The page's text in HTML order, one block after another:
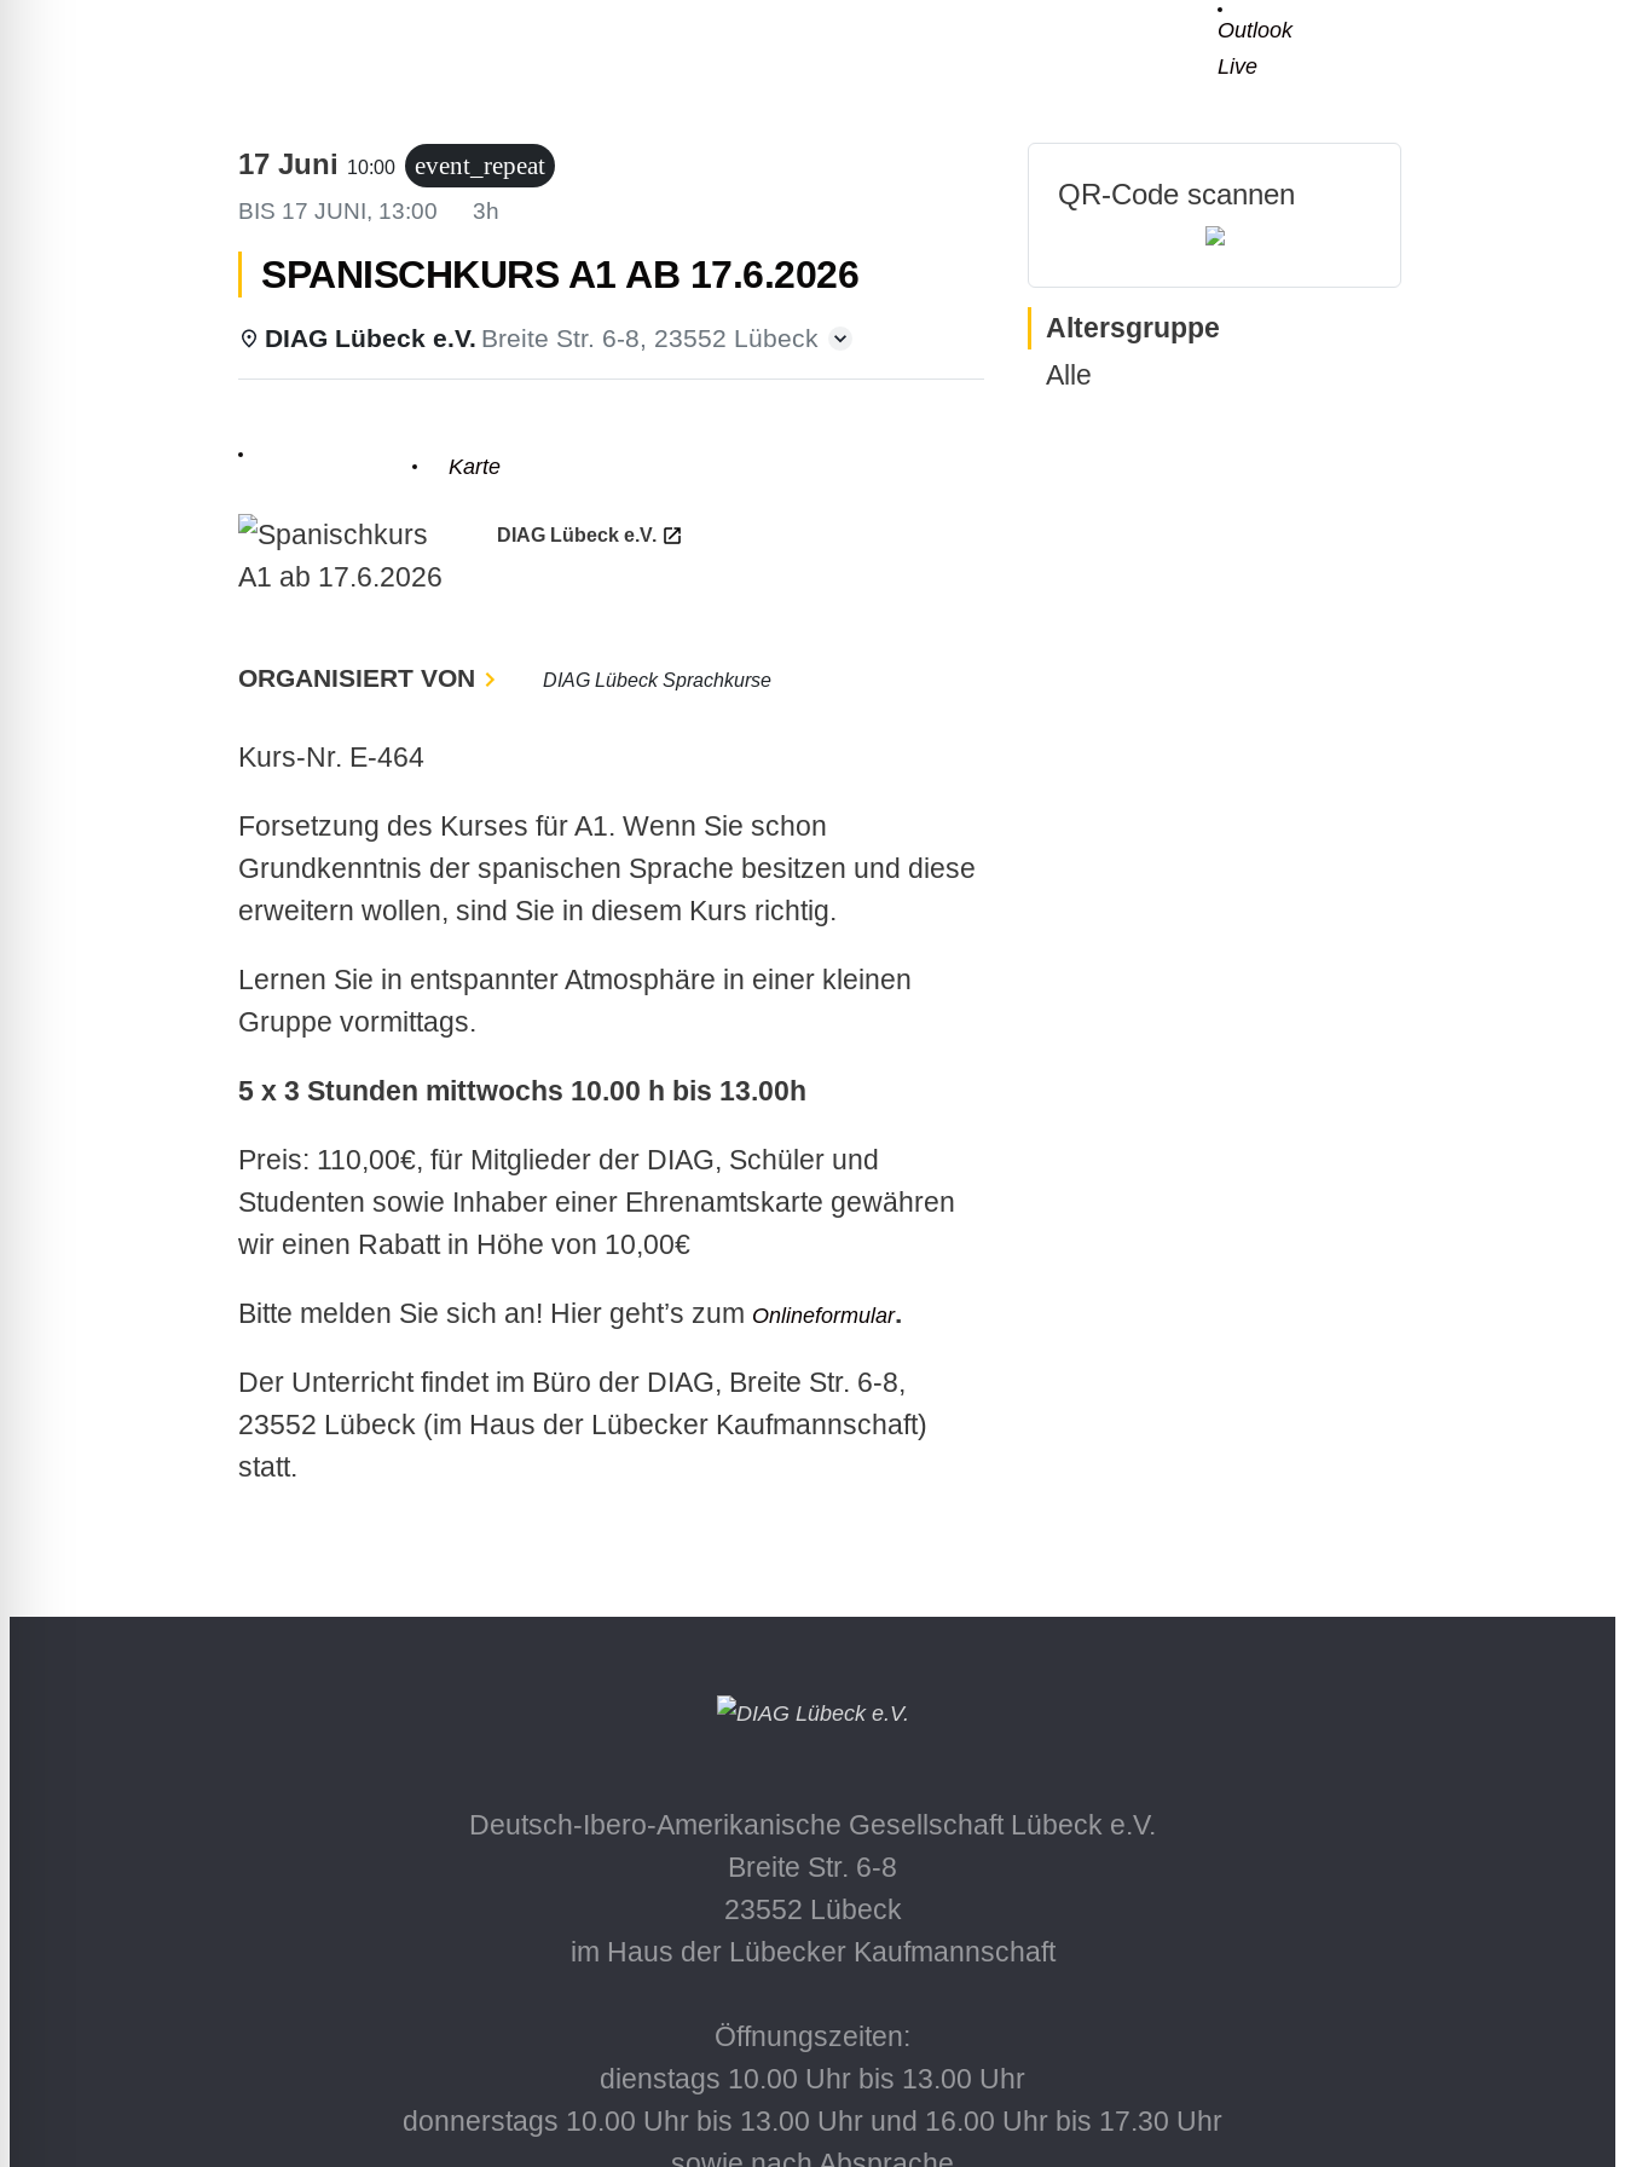
Outlook
Live
17 Juni 10:00 event_repeat
BIS 17 JUNI, 13:00 3h
SPANISCHKURS A1 AB 17.6.2026
DIAG Lübeck e.V. Breite Str. 6-8, 23552 Lübeck
Karte
DIAG Lübeck e.V.
ORGANISIERT VON DIAG Lübeck Sprachkurse
Kurs-Nr. E-464
Forsetzung des Kurses für A1. Wenn Sie schon
Grundkenntnis der spanischen Sprache besitzen und diese
erweitern wollen, sind Sie in diesem Kurs richtig.
Lernen Sie in entspannter Atmosphäre in einer kleinen
Gruppe vormittags.
5 x 3 Stunden mittwochs 10.00 h bis 13.00h
Preis: 110,00€, für Mitglieder der DIAG, Schüler und
Studenten sowie Inhaber einer Ehrenamtskarte gewähren
wir einen Rabatt in Höhe von 10,00€
Bitte melden Sie sich an! Hier geht’s zum Onlineformular.
Der Unterricht findet im Büro der DIAG, Breite Str. 6-8,
23552 Lübeck (im Haus der Lübecker Kaufmannschaft)
statt.
QR-Code scannen
Altersgruppe
Alle
Deutsch-Ibero-Amerikanische Gesellschaft Lübeck e.V.
Breite Str. 6-8
23552 Lübeck
im Haus der Lübecker Kaufmannschaft
Öffnungszeiten:
dienstags 10.00 Uhr bis 13.00 Uhr
donnerstags 10.00 Uhr bis 13.00 Uhr und 16.00 Uhr bis 17.30 Uhr